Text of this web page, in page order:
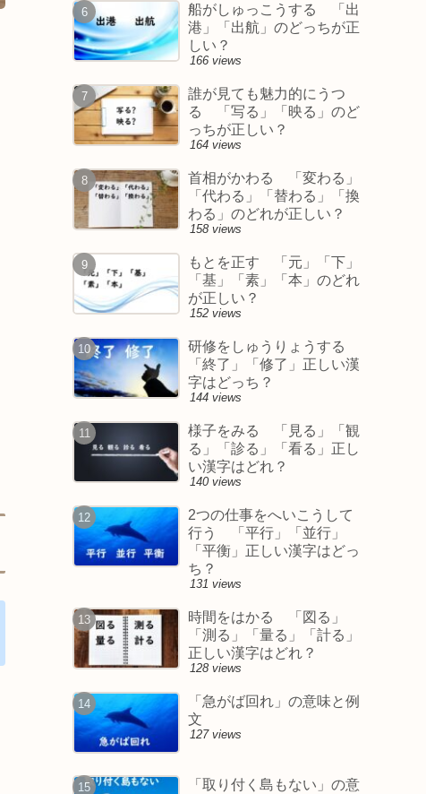
船がしゅっこうする 「出
港」「出航」のどっちが正
しい？
166 views
誰が見ても魅力的にうつ
る 「写る」「映る」のど
っちが正しい？
164 views
首相がかわる 「変わる」
「代わる」「替わる」「換
わる」のどれが正しい？
158 views
もとを正す 「元」「下」
「基」「素」「本」のどれ
が正しい？
152 views
研修をしゅうりょうする
「終了」「修了」正しい漢
字はどっち？
144 views
様子をみる 「見る」「観
る」「診る」「看る」正し
い漢字はどれ？
140 views
2つの仕事をへいこうして
行う 「平行」「並行」
「平衡」正しい漢字はどっ
ち？
131 views
時間をはかる 「図る」
「測る」「量る」「計る」
正しい漢字はどれ？
128 views
「急がば回れ」の意味と例
文
127 views
「取り付く島もない」の意